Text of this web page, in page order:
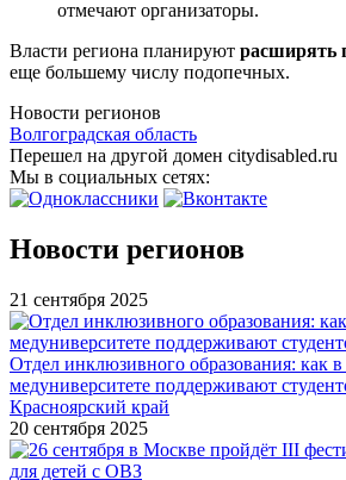
отмечают организаторы.
Власти региона планируют расширять
еще большему числу подопечных.
Новости регионов
Волгоградская область
Перешел на другой домен citydisabled.ru
Мы в социальных сетях:
Новости регионов
21 сентября 2025
Отдел инклюзивного образования: как в
медуниверситете поддерживают
Красноярский край
20 сентября 2025